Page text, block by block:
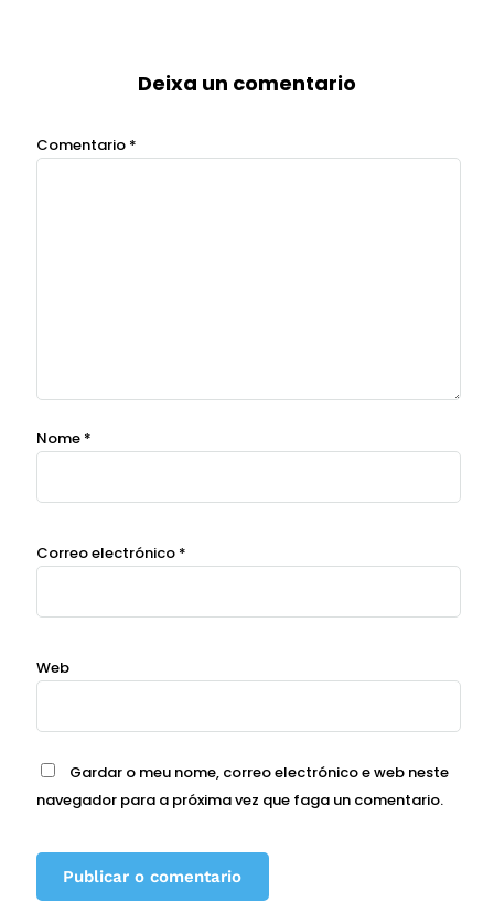
Deixa un comentario
Comentario *
Nome *
Correo electrónico *
Web
Gardar o meu nome, correo electrónico e web neste
navegador para a próxima vez que faga un comentario.